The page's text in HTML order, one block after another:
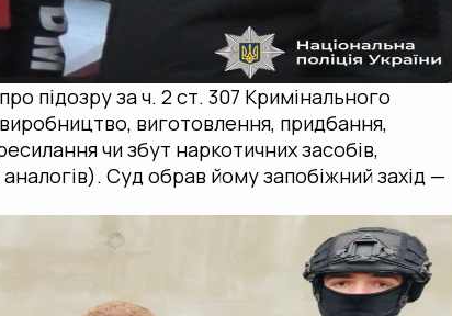
підозру за ч. 2 ст. 307 Кримінального
виготовлення, придбання,
чи збут наркотичних засобів,
Суд обрав йому запобіжний захід —